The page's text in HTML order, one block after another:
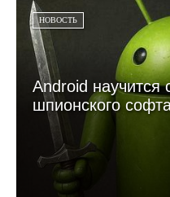
НОВОСТЬ
Android научится
шпионского